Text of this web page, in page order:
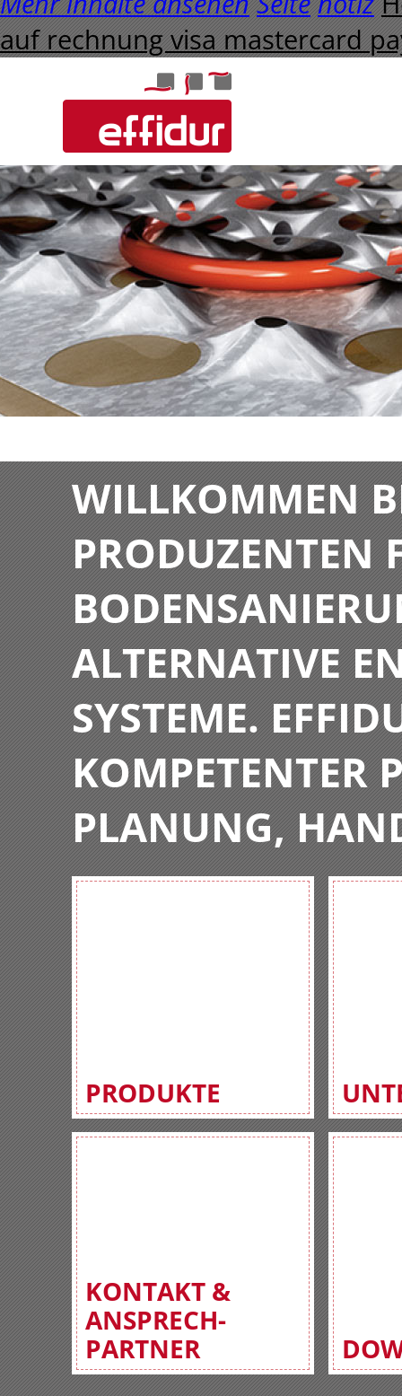
auf rechnung visa mastercard
WILLKOMMEN
PRODUZENTEN
ALTERNATIVE
SYSTEME.
KOMPETENTER
PLANUNG,
PRODUKTE
KONTAKT &
ANSPRECH-
PARTNER